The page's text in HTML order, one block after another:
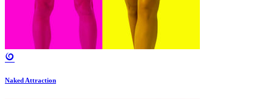
Naked Attraction